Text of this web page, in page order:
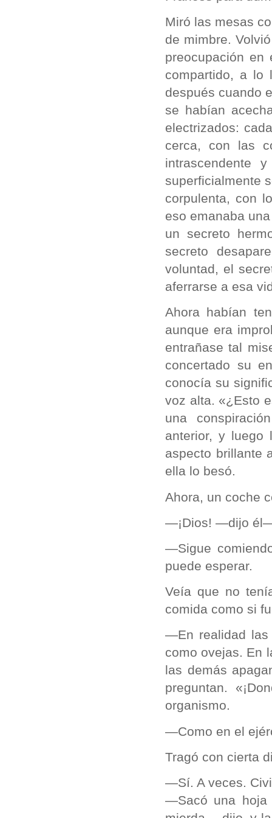
Miró las mesas
de mimbre.
preocupación
compartido, a lo
después cuando
se habían
electrizados:
cerca, con las
intrascendente
superficialmente
corpulenta, con
eso emanaba
un secreto
secreto
voluntad, el
aferrarse a esa
Ahora habían
aunque era
entrañase tal
concertado su
conocía su
voz alta. «¿Esto
una
anterior, y luego
aspecto brillante
ella lo besó.
Ahora, un coche
—¡Dios! —dijo
—Sigue
puede esperar.
Veía que no
comida como si
—En realidad las
como ovejas. En
las demás
preguntan.
organismo.
—Como en el
Tragó con cierta
—Sí. A veces.
—Sacó una hoja